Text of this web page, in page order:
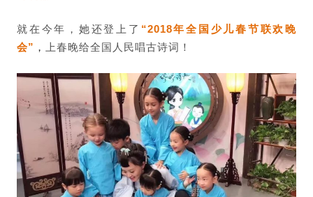
就在今年，她还登上了 “2018年全国少儿春节联欢晚
会” ， 上春晚给全国人民唱古诗词！